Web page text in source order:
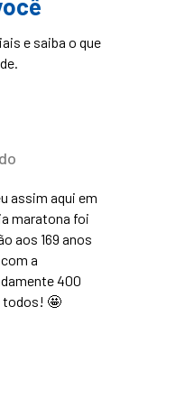
e saiba o que